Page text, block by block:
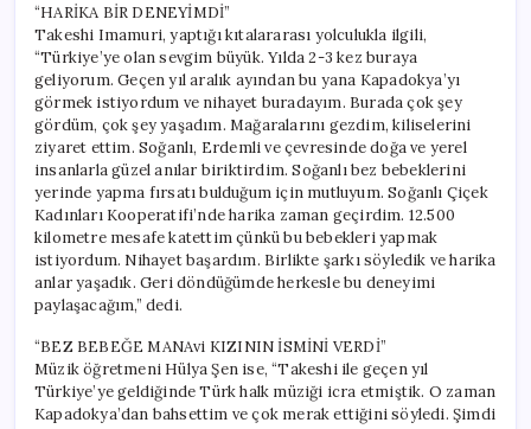
“HARİKA BİR DENEYİMDİ”
Takeshi Imamuri, yaptığı kıtalararası yolculukla ilgili,
“Türkiye’ye olan sevgim büyük. Yılda 2-3 kez buraya
geliyorum. Geçen yıl aralık ayından bu yana Kapadokya’yı
görmek istiyordum ve nihayet buradayım. Burada çok şey
gördüm, çok şey yaşadım. Mağaralarını gezdim, kiliselerini
ziyaret ettim. Soğanlı, Erdemli ve çevresinde doğa ve yerel
insanlarla güzel anılar biriktirdim. Soğanlı bez bebeklerini
yerinde yapma fırsatı bulduğum için mutluyum. Soğanlı Çiçek
Kadınları Kooperatifi’nde harika zaman geçirdim. 12.500
kilometre mesafe katettim çünkü bu bebekleri yapmak
istiyordum. Nihayet başardım. Birlikte şarkı söyledik ve harika
anlar yaşadık. Geri döndüğümde herkesle bu deneyimi
paylaşacağım,” dedi.
“BEZ BEBEĞE MANAvi KIZININ İSMİNİ VERDİ”
Müzik öğretmeni Hülya Şen ise, “Takeshi ile geçen yıl
Türkiye’ye geldiğinde Türk halk müziği icra etmiştik. O zaman
Kapadokya’dan bahsettim ve çok merak ettiğini söyledi. Şimdi